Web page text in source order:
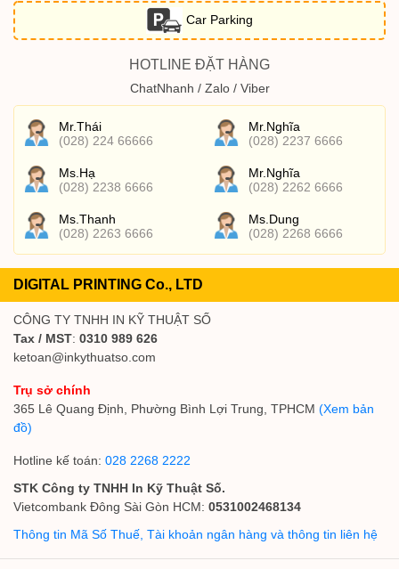
Car Parking
HOTLINE ĐẶT HÀNG
ChatNhanh / Zalo / Viber
Mr.Thái
(028) 224 66666
Mr.Nghĩa
(028) 2237 6666
Ms.Hạ
(028) 2238 6666
Mr.Nghĩa
(028) 2262 6666
Ms.Thanh
(028) 2263 6666
Ms.Dung
(028) 2268 6666
DIGITAL PRINTING Co., LTD
CÔNG TY TNHH IN KỸ THUẬT SỐ
Tax / MST: 0310 989 626
ketoan@inkythuatso.com
Trụ sở chính
365 Lê Quang Định, Phường Bình Lợi Trung, TPHCM (Xem bản
đồ)
Hotline kế toán: 028 2268 2222
STK Công ty TNHH In Kỹ Thuật Số.
Vietcombank Đông Sài Gòn HCM: 0531002468134
Thông tin Mã Số Thuế, Tài khoản ngân hàng và thông tin liên hệ